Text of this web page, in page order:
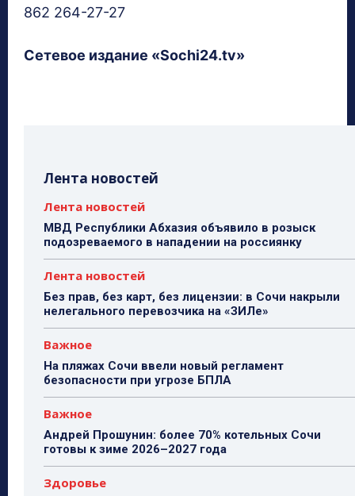
862 264-27-27
Сетевое издание «Sochi24.tv»
Лента новостей
Лента новостей
МВД Республики Абхазия объявило в розыск
подозреваемого в нападении на россиянку
Лента новостей
Без прав, без карт, без лицензии: в Сочи накрыли
нелегального перевозчика на «ЗИЛе»
Важное
На пляжах Сочи ввели новый регламент
безопасности при угрозе БПЛА
Важное
Андрей Прошунин: более 70% котельных Сочи
готовы к зиме 2026–2027 года
Здоровье